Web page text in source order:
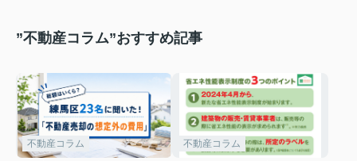
”不動産コラム”おすすめ記事
不動産コラム 不動産コラム